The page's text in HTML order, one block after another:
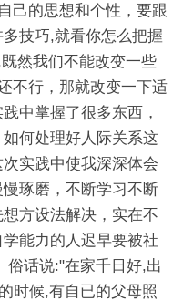
己的思想和个性，要跟
技巧,就看你怎么把握
然我们不能改变一些
不行，那就改变一下适
中掌握了很多东西，
何处理好人际关系这
实践中使我深深体会
琢磨，不断学习不断
方设法解决，实在不
能力的人迟早要被社
俗话说:"在家千日好,出
时候,有自已的父母照